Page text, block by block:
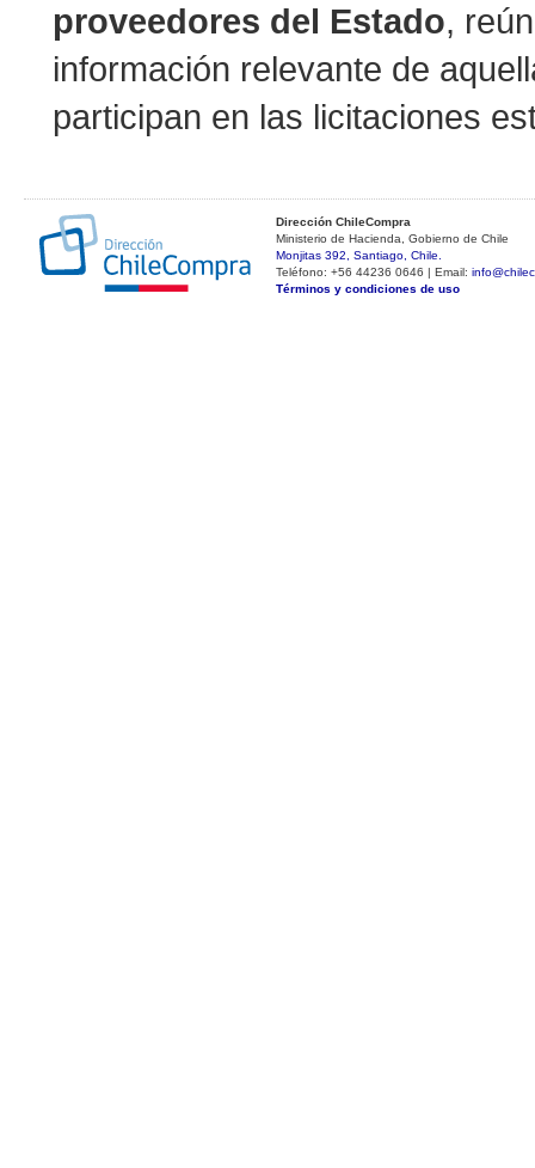
proveedores del Estado,
información relevante de
participan en las licitaciones
Dirección ChileCompra
Ministerio de Hacienda, Gobierno de Chile
Monjitas 392, Santiago, Chile.
Teléfono: +56 44236 0646 | Email:
Términos y condiciones de uso